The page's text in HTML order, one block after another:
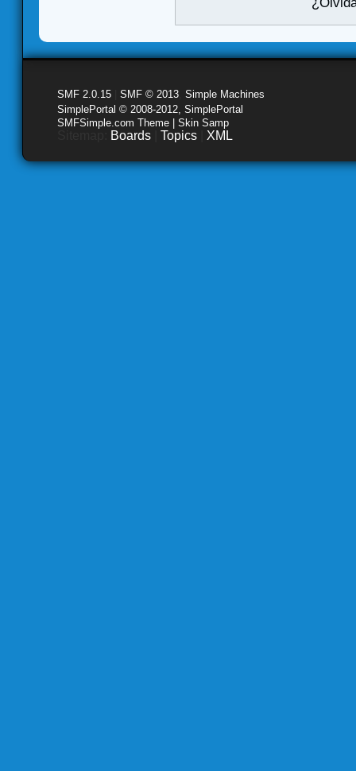
SMF 2.0.15 SMF © 2013 Simple Machines
SimplePortal © 2008-2012, SimplePortal
SMFSimple.com Theme | Skin Samp
Boards Topics XML